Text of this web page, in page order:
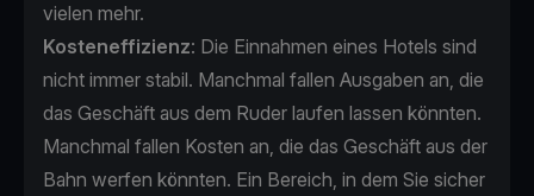
vielen mehr.
Kosteneffizienz: Die Einnahmen eines Hotels sind
nicht immer stabil. Manchmal fallen Ausgaben an, die
das Geschäft aus dem Ruder laufen lassen könnten.
Manchmal fallen Kosten an, die das Geschäft aus der
Bahn werfen könnten. Ein Bereich, in dem Sie sicher